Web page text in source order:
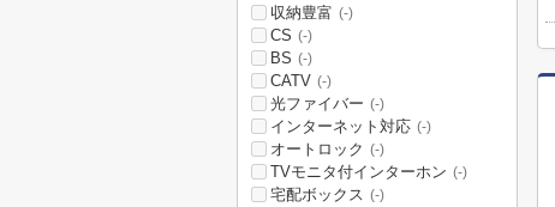
収納豊富 (-)
CS (-)
BS (-)
CATV (-)
光ファイバー (-)
インターネット対応 (-)
オートロック (-)
TVモニタ付インターホン (-)
宅配ボックス (-)